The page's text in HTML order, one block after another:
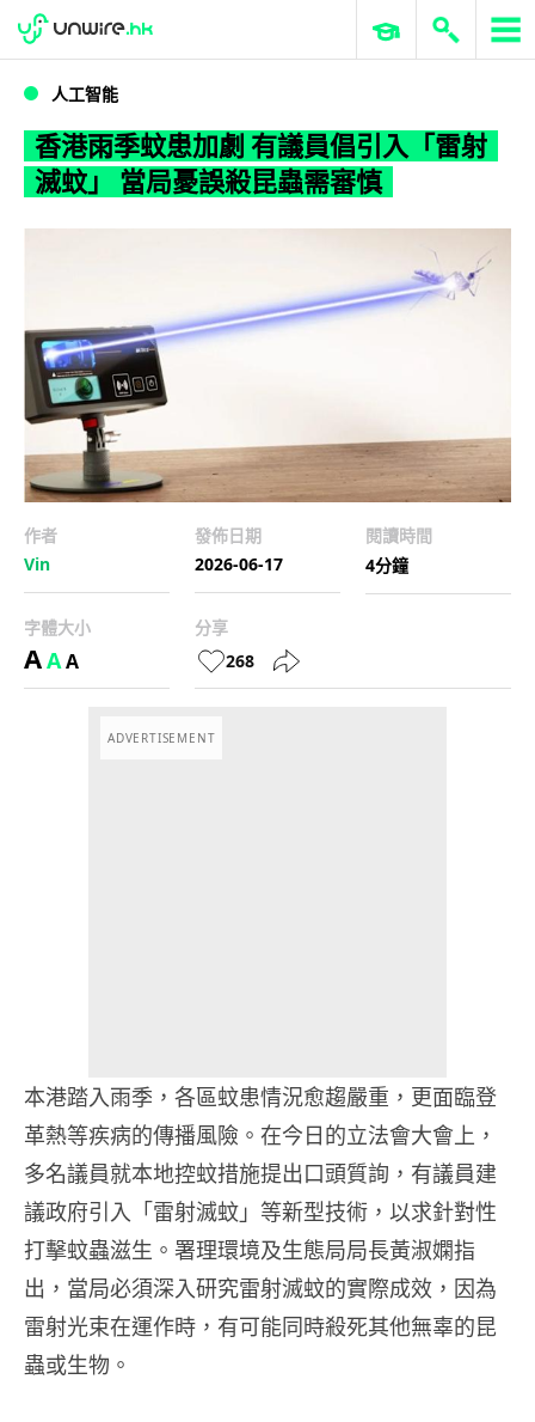
WWDC 2026 ERP 與商業 AI
人工智能
香港雨季蚊患加劇 有議員倡引入「雷射
滅蚊」 當局憂誤殺昆蟲需審慎
作者
Vin
發佈日期
2026-06-17
閱讀時間
4分鐘
字體大小
AAA
分享
268
ADVERTISEMENT
本港踏入雨季，各區蚊患情況愈趨嚴重，更面臨登
革熱等疾病的傳播風險。在今日的立法會大會上，
多名議員就本地控蚊措施提出口頭質詢，有議員建
議政府引入「雷射滅蚊」等新型技術，以求針對性
打擊蚊蟲滋生。署理環境及生態局局長黃淑嫻指
出，當局必須深入研究雷射滅蚊的實際成效，因為
雷射光束在運作時，有可能同時殺死其他無辜的昆
蟲或生物。